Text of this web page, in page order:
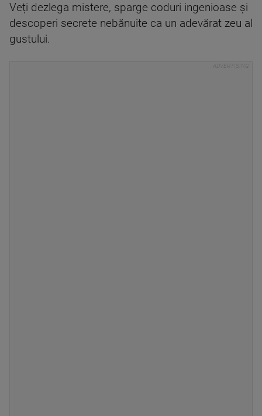
Veți dezlega mistere, sparge coduri ingenioase și
descoperi secrete nebănuite ca un adevărat zeu al
gustului.